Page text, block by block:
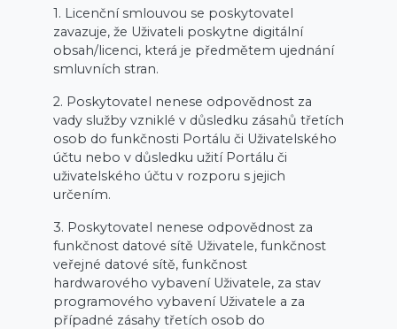
1. Licenční smlouvou se poskytovatel
zavazuje, že Uživateli poskytne digitální
obsah/licenci, která je předmětem ujednání
smluvních stran.
2. Poskytovatel nenese odpovědnost za
vady služby vzniklé v důsledku zásahů třetích
osob do funkčnosti Portálu či Uživatelského
účtu nebo v důsledku užití Portálu či
uživatelského účtu v rozporu s jejich
určením.
3. Poskytovatel nenese odpovědnost za
funkčnost datové sítě Uživatele, funkčnost
veřejné datové sítě, funkčnost
hardwarového vybavení Uživatele, za stav
programového vybavení Uživatele a za
případné zásahy třetích osob do